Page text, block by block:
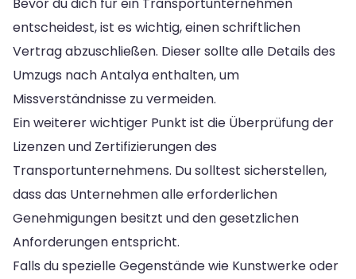
entscheidest, ist es wichtig, einen schriftlichen
Vertrag abzuschließen. Dieser sollte alle Details des
Umzugs nach Antalya enthalten, um
Missverständnisse zu vermeiden.
Ein weiterer wichtiger Punkt ist die Überprüfung der
Lizenzen und Zertifizierungen des
Transportunternehmens. Du solltest sicherstellen,
dass das Unternehmen alle erforderlichen
Genehmigungen besitzt und den gesetzlichen
Anforderungen entspricht.
Falls du spezielle Gegenstände wie Kunstwerke oder